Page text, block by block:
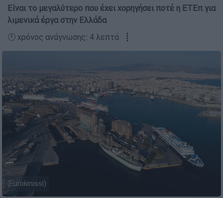
Είναι το μεγαλύτερο που έχει χορηγήσει ποτέ η ΕΤΕπ για
λιμενικά έργα στην Ελλάδα
🕛 χρόνος ανάγνωσης: 4 λεπτά ┋
(Eurokinissi)